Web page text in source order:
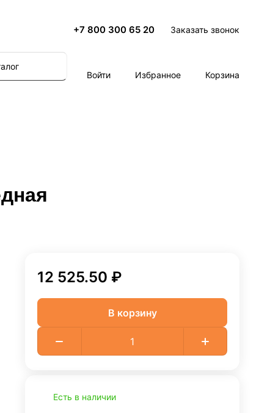
+7 800 300 65 20 Заказать звонок
Войти
Избранное Корзина
12 525.50 ₽
В корзину
Есть в наличии